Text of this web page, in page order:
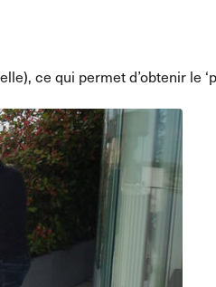
ce qui permet d’obtenir le